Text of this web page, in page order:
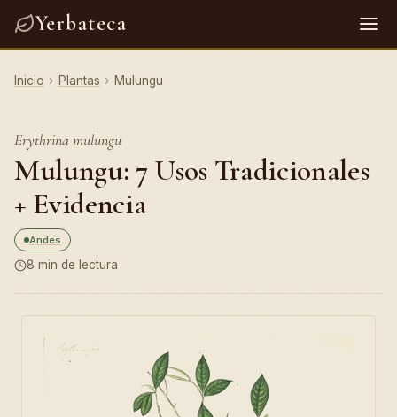
Yerbateca
Inicio › Plantas › Mulungu
Erythrina mulungu
Mulungu: 7 Usos Tradicionales
+ Evidencia
Andes
8 min de lectura